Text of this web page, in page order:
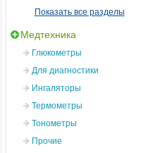
Показать все разделы
Медтехника
Глюкометры
Для диагностики
Ингаляторы
Термометры
Тонометры
Прочие